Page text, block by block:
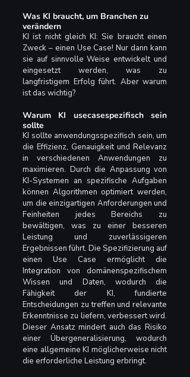
Was KI braucht, um Branchen zu
verändern
KI ist nicht gleich KI: Sie braucht einen
Zweck – einen Use Case! Nur dann kann
sie auf sinnvolle Weise entwickelt und
eingesetzt werden, was zu
langfristigem Erfolg führt. Aber warum
ist das wichtig?
Warum KI usecasespezifisch sein
sollte
KI sollte anwendungsspezifisch sein, um
die Effizienz, Genauigkeit und Relevanz
in verschiedenen Anwendungen zu
maximieren. Durch die Anpassung von
KI-Systemen an spezifische Aufgaben
können Algorithmen optimiert werden,
um die einzigartigen Anforderungen und
Feinheiten jedes Bereichs zu
bewältigen, was zu einer besseren
Leistung und zuverlässigeren
Ergebnissen führt. Die Spezifizierung auf
einen Use Case ermöglicht die
Integration von domänenspezifischem
Wissen und Daten, wodurch die
Fähigkeit der KI, fundierte
Entscheidungen zu treffen und relevante
Erkenntnisse zu liefern, verbessert wird.
Dieser Ansatz mindert auch das Risiko
einer Übergeneralisierung, wodurch
eine allgemeine KI möglicherweise nicht
die erforderliche Leistung erbringt.